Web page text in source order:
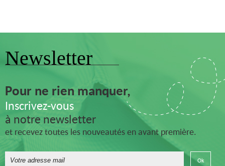
Newsletter
Pour ne rien manquer,
Inscrivez-vous
à notre newsletter
et recevez toutes les nouveautés en avant première.